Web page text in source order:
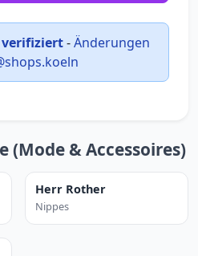
-Änderungen
(Mode & Accessoires)
Herr Rother
Nippes